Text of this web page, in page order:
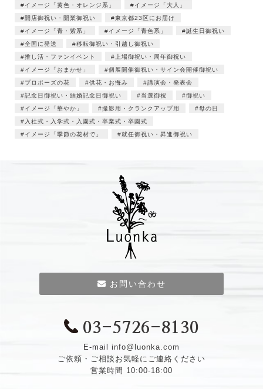
イメージ「黄色・オレンジ系」
イメージ「大人」
開店御祝い・開業御祝い
東京都23区にお届け
イメージ「青・紫系」
イメージ「青色系」
誕生日御祝い
全国に発送
移転御祝い・引越し御祝い
推し活・ファンイベント
上場御祝い・周年御祝い
イメージ「おまかせ」
個展開催御祝い・サイン会開催御祝い
プロポーズの花
供花・お悔み
講演会・発表会
記念日御祝い・結婚記念日御祝い
当選御祝
御祝い
イメージ「華やか」
撮影用・クランクアップ用
母の日
入社式・入学式・入園式・卒業式・卒園式
イメージ「季節の花材で」
就任御祝い・昇進御祝い
お問い合わせ
03-5726-8130
E-mail info@luonka.com
ご依頼・ご相談お気軽にご連絡ください
営業時間 10:00-18:00